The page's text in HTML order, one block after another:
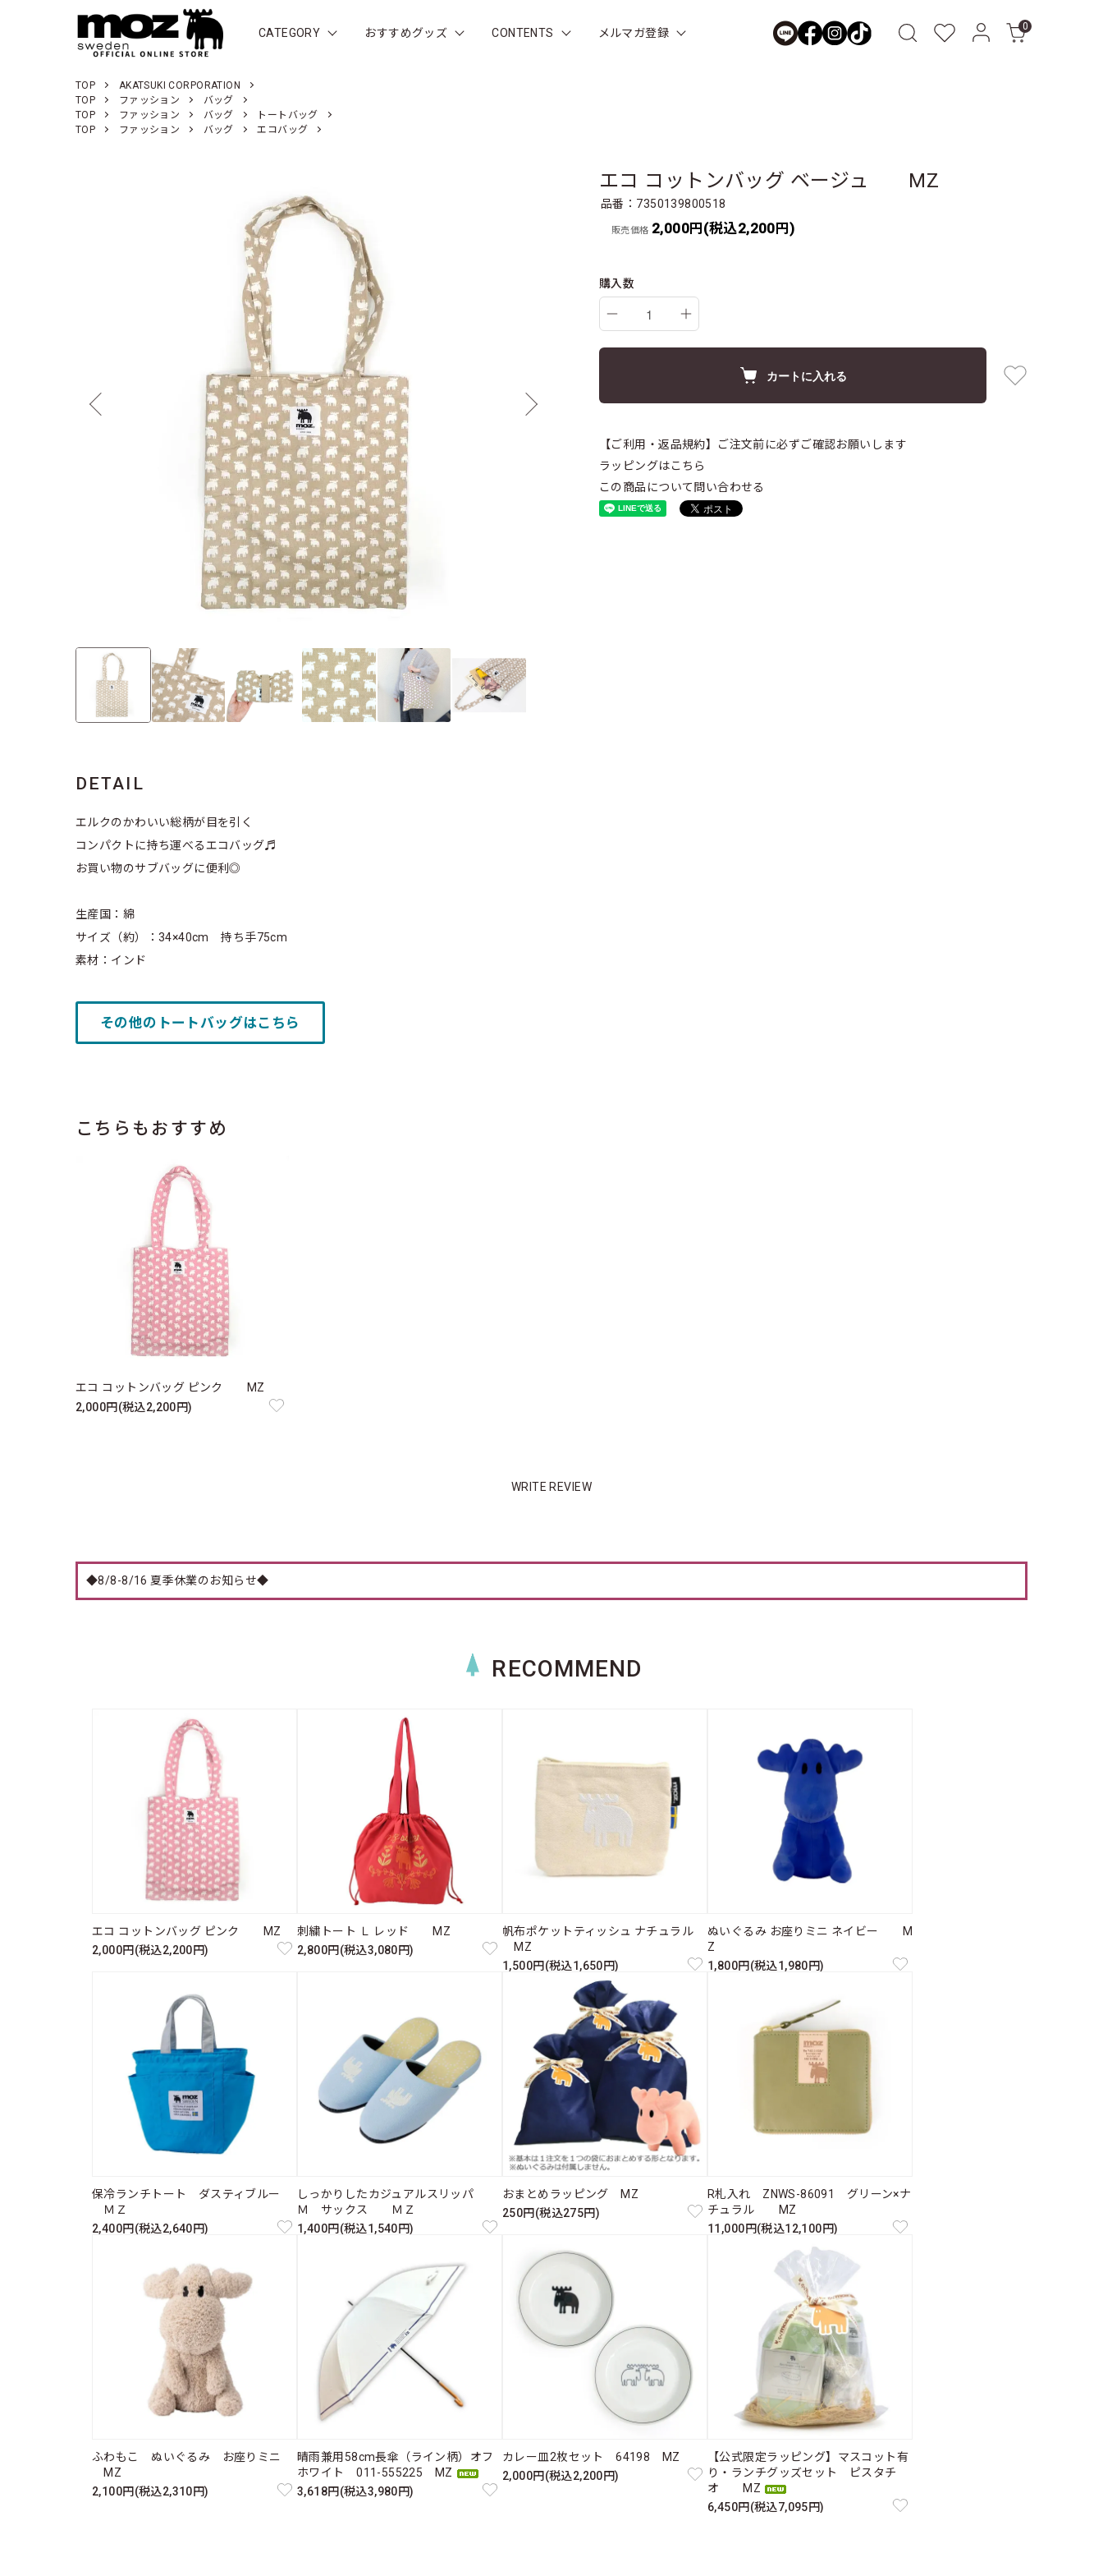
CATEGORY おすすめグッズ CONTENTS メルマガ登録 0
TOP
AKATSUKI CORPORATION
TOP
ファッション
バッグ
TOP
ファッション バッグ
トートバッグ
TOP
ファッション バッグ エコバッグ
エコ コットンバッグ ベージュ MZ
品番：7350139800518
販売価格 2,000円(税込2,200円)
購入数
カートに入れる
【ご利用・返品規約】ご注文前に必ずご確認お願いします
ラッピングはこちら
この商品について問い合わせる
DETAIL
エルクのかわいい総柄が目を引く
コンパクトに持ち運べるエコバッグ♬
お買い物のサブバッグに便利◎
生産国：綿
サイズ（約）：34×40cm 持ち手75cm
素材：インド
その他のトートバッグはこちら
こちらもおすすめ
エコ コットンバッグ ピンク MZ
2,000円(税込2,200円)
WRITE REVIEW
◆8/8-8/16 夏季休業のお知らせ◆
RECOMMEND
エコ コットンバッグ ピンク MZ
2,000円(税込2,200円)
刺繍トート Ｌ レッド MZ
2,800円(税込3,080円)
帆布ポケットティッシュ ナチュラル
MZ
1,500円(税込1,650円)
ぬいぐるみ お座りミニ ネイビー M
Z
1,800円(税込1,980円)
保冷ランチトート ダスティブルー
ＭＺ
2,400円(税込2,640円)
しっかりしたカジュアルスリッパ
Ｍ サックス ＭＺ
1,400円(税込1,540円)
おまとめラッピング MZ
250円(税込275円)
R札入れ ZNWS-86091 グリーン×ナ
チュラル MZ
11,000円(税込12,100円)
ふわもこ ぬいぐるみ お座りミニ
MZ
2,100円(税込2,310円)
晴雨兼用58cm長傘（ライン柄）オフ
ホワイト 011-555225 MZ
3,618円(税込3,980円)
カレー皿2枚セット 64198 MZ
2,000円(税込2,200円)
【公式限定ラッピング】マスコット有
り・ランチグッズセット ピスタチ
オ MZ
6,450円(税込7,095円)